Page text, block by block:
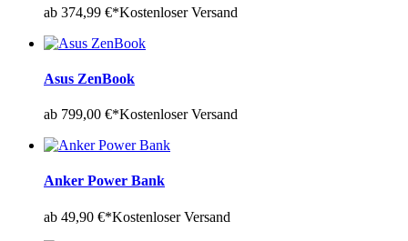
ab 374,99 €*Kostenloser Versand
Asus ZenBook
ab 799,00 €*Kostenloser Versand
Anker Power Bank
ab 49,90 €*Kostenloser Versand